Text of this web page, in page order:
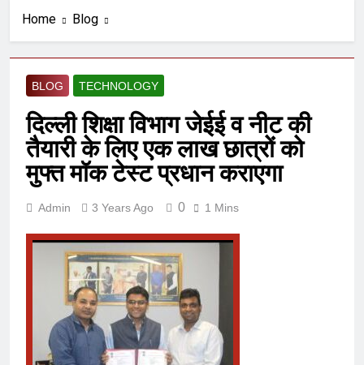
Home Blog
BLOG TECHNOLOGY
दिल्ली शिक्षा विभाग जेईई व नीट की
तैयारी के लिए एक लाख छात्रों को
मुफ्त मॉक टेस्ट प्रधान कराएगा
Admin 3 Years Ago 0 1 Mins